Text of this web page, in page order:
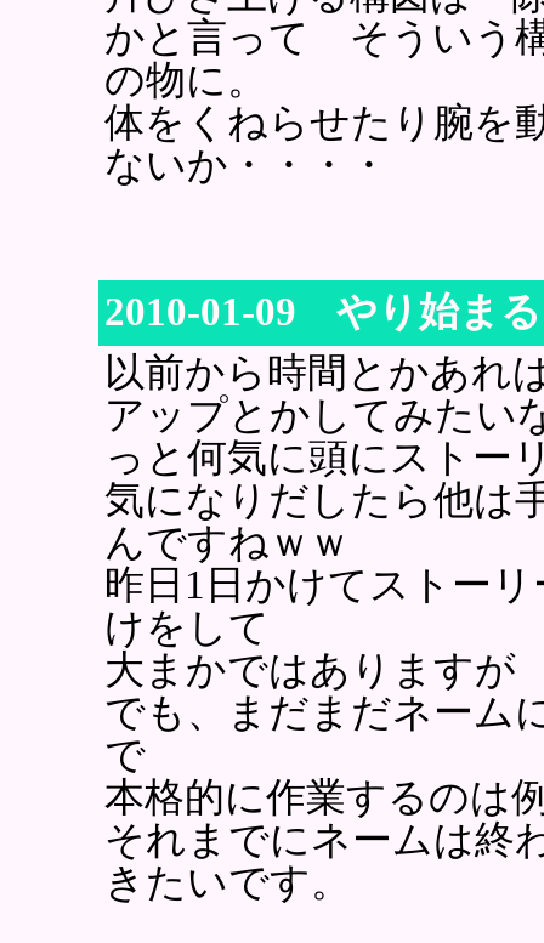
かと言って そういう
の物に。
体をくねらせたり腕を
ないか・・・・
2010-01-09 やり始ま
以前から時間とかあれ
アップとかしてみたい
っと何気に頭にストー
気になりだしたら他は
んですねｗｗ
昨日1日かけてストー
けをして
大まかではあります
でも、まだまだネーム
で
本格的に作業するのは
それまでにネームは終
きたいです。